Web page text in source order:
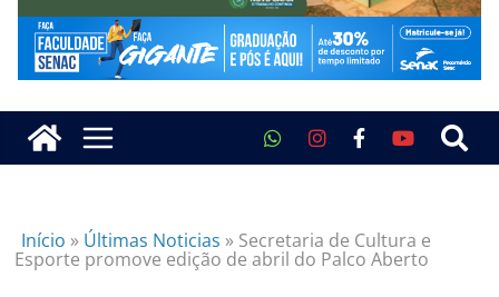
Início » Últimas Noticias » Secretaria de Cultura e
Esporte promove edição de abril do Palco Aberto